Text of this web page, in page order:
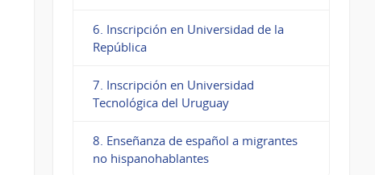
6. Inscripción en Universidad de la
República
7. Inscripción en Universidad
Tecnológica del Uruguay
8. Enseñanza de español a migrantes
no hispanohablantes